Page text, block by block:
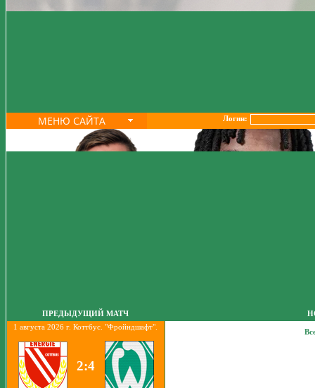
МЕНЮ САЙТА Логин:
ПРЕДЫДУЩИЙ МАТЧ
1 августа 2026 г. Коттбус. "Фройндшафт".
2:4